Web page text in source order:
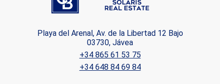
Playa del Arenal, Av. de la Libertad 12 Bajo
03730, Jávea
+34 865 61 53 75
+34 648 84 69 84